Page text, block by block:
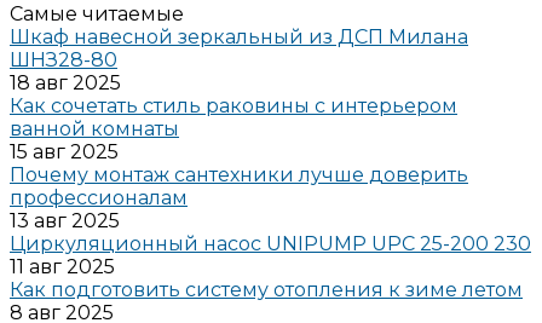
Самые читаемые
Шкаф навесной зеркальный из ДСП Милана
ШНЗ28-80
18 авг 2025
Как сочетать стиль раковины с интерьером
ванной комнаты
15 авг 2025
Почему монтаж сантехники лучше доверить
профессионалам
13 авг 2025
Циркуляционный насос UNIPUMP UPC 25-200 230
11 авг 2025
Как подготовить систему отопления к зиме летом
8 авг 2025